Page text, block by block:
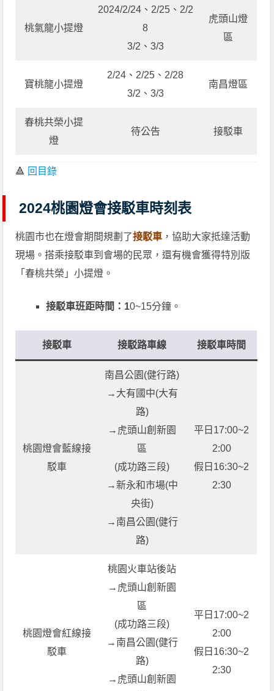
桃氣龍小提燈
2024/2/24、2/25、2/2
8
3/2、3/3
虎頭山燈
區
寶桃龍小提燈
2/24、2/25、2/28
3/2、3/3
南昌燈區
春桃共榮小提
燈
待公告 接駁車
🔺 回目錄
2024桃園燈會接駁車時刻表
桃園市也在燈會期間規劃了接駁車 ，協助大家抵達活動
現場。搭乘接駁車到會場的民眾，還有機會獲得特別版
「春桃共榮」小提燈。
接駁車班距時間：10~15分鐘。
接駁車 接駁路車線 接駁車時間
桃園燈會藍線接
駁車
南昌公園(健行路)
→大有國中(大有
路)
→虎頭山創新園
區
(成功路三段)
→新永和市場(中
央街)
→南昌公園(健行
路)
平日17:00~2
2:00
假日16:30~2
2:30
桃園燈會紅線接
駁車
桃園火車站後站
→虎頭山創新園
區
(成功路三段)
→南昌公園(健行
路)
→虎頭山創新園
平日17:00~2
2:00
假日16:30~2
2:30